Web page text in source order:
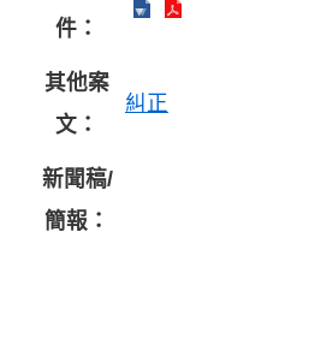
件：
其他案
文：
糾正
新聞稿/
簡報：